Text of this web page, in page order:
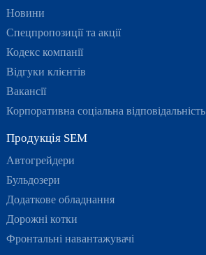
Новини
Спецпропозиції та акції
Кодекс компанії
Відгуки клієнтів
Вакансії
Корпоративна соціальна відповідальність
Продукція SEM
Автогрейдери
Бульдозери
Додаткове обладнання
Дорожні котки
Фронтальні навантажувачі